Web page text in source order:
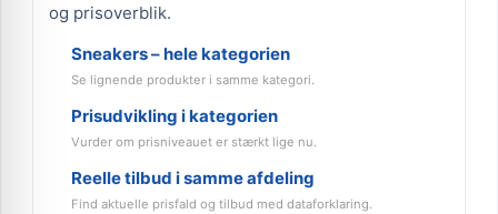
og prisoverblik.
Sneakers – hele kategorien
Se lignende produkter i samme kategori.
Prisudvikling i kategorien
Vurder om prisniveauet er stærkt lige nu.
Reelle tilbud i samme afdeling
Find aktuelle prisfald og tilbud med dataforklaring.